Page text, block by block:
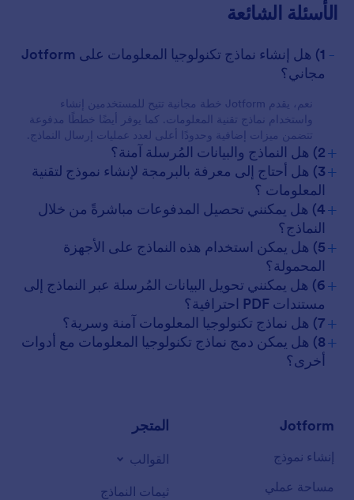
الأسئلة الشائعة
-
1) هل إنشاء نماذج تكنولوجيا المعلومات على Jotform
مجاني؟
نعم، يقدم Jotform خطة مجانية تتيح للمستخدمين إنشاء
واستخدام نماذج تقنية المعلومات. كما يوفر أيضًا خططًا مدفوعة
تتضمن ميزات إضافية وحدودًا أعلى لعدد عمليات إرسال النماذج.
+2) هل النماذج والبيانات المُرسلة آمنة؟
+
3) هل أحتاج إلى معرفة بالبرمجة لإنشاء نموذج لتقنية
المعلومات ؟
+
4) هل يمكنني تحصيل المدفوعات مباشرةً من خلال
النماذج؟
+
5) هل يمكن استخدام هذه النماذج على الأجهزة
المحمولة؟
+
6) هل يمكنني تحويل البيانات المُرسلة عبر النماذج إلى
مستندات PDF احترافية؟
+7) هل نماذج تكنولوجيا المعلومات آمنة وسرية؟
+
8) هل يمكن دمج نماذج تكنولوجيا المعلومات مع أدوات
أخرى؟
Jotform
إنشاء نموذج
مساحة عملي
المتجر
القوالب
ثيمات النماذج